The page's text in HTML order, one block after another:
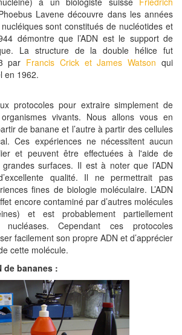
Lavene découvre dans les années
sont constitués de nucléotides et
démontre que l’ADN est le support de
La structure de la double hélice fut
par Francis Crick et James Watson qui
en 1962.
protocoles pour extraire simplement de
organismes vivants. Nous allons vous en
de banane et l’autre à partir des cellules
Ces expériences ne nécessitent aucun
et peuvent être effectuées à l'aide de
surfaces. Il est à noter que l’ADN
qualité. Il ne permettrait pas
fines de biologie moléculaire. L’ADN
encore contaminé par d’autres molécules
et est probablement partiellement
Cependant ces protocoles
facilement son propre ADN et d’apprécier
cette molécule.
de bananes :